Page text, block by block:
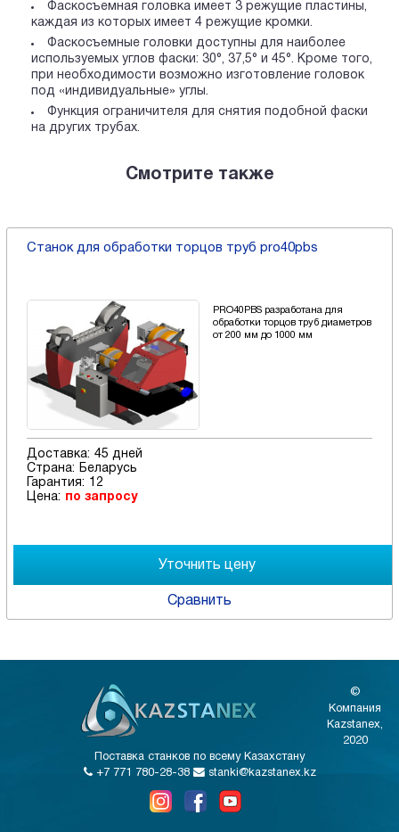
Фаскосъемная головка имеет 3 режущие пластины,
каждая из которых имеет 4 режущие кромки.
Фаскосъемные головки доступны для наиболее
используемых углов фаски: 30°, 37,5° и 45°. Кроме того,
при необходимости возможно изготовление головок
под «индивидуальные» углы.
Функция ограничителя для снятия подобной фаски
на других трубах.
Смотрите также
Станок для обработки торцов труб pro40pbs
PRO40PBS разработана для
обработки торцов труб диаметров
от 200 мм до 1000 мм
Доставка: 45 дней
Страна:
Беларусь
Гарантия:
12
Цена:
по запросу
Сравнить
©
Компания
Kazstanex,
2020
Поставка станков по всему Казахстану
+7 771 780-28-38
stanki@kazstanex.kz